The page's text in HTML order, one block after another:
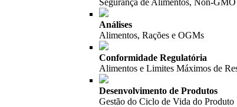
Segurança de Alimentos, Non-
Análises
Alimentos, Rações e OGMs
Conformidade Regulatória
Alimentos e Limites Máximos de
Desenvolvimento de Produtos
Gestão do Ciclo de Vida do Produto